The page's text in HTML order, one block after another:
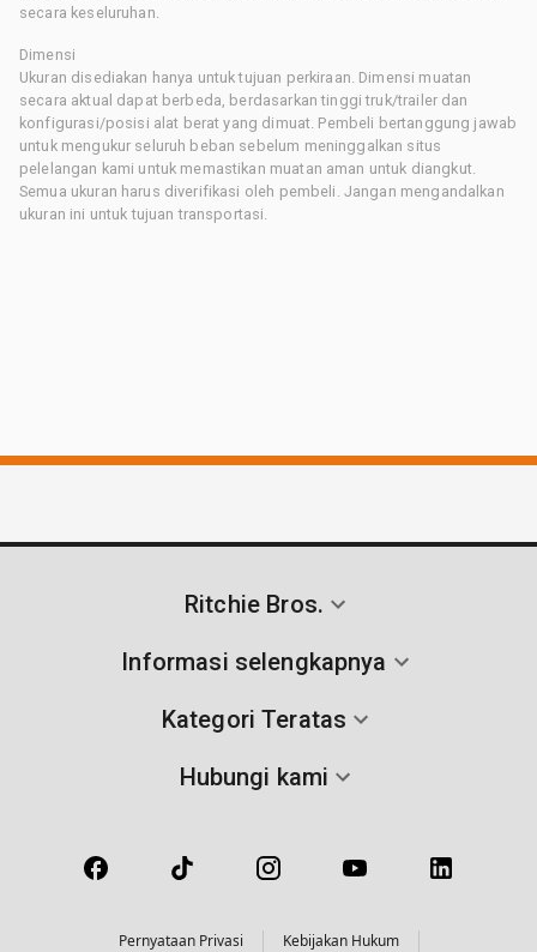
secara keseluruhan.
Dimensi
Ukuran disediakan hanya untuk tujuan perkiraan. Dimensi muatan
secara aktual dapat berbeda, berdasarkan tinggi truk/trailer dan
konfigurasi/posisi alat berat yang dimuat. Pembeli bertanggung jawab
untuk mengukur seluruh beban sebelum meninggalkan situs
pelelangan kami untuk memastikan muatan aman untuk diangkut.
Semua ukuran harus diverifikasi oleh pembeli. Jangan mengandalkan
ukuran ini untuk tujuan transportasi.
Ritchie Bros.
Informasi selengkapnya
Kategori Teratas
Hubungi kami
Pernyataan Privasi
Kebijakan Hukum